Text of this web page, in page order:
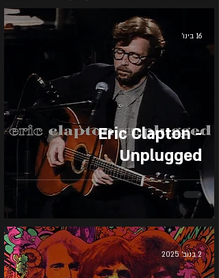
Eric Clapton -
Unplugged
16 בינו׳
2 בנוב׳ 2025